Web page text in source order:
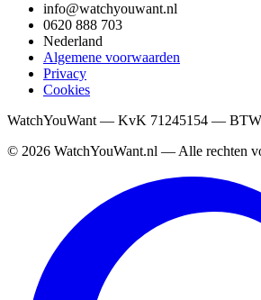
info@watchyouwant.nl
0620 888 703
Nederland
Algemene voorwaarden
Privacy
Cookies
WatchYouWant — KvK 71245154 —
© 2026 WatchYouWant.nl — Alle rechten